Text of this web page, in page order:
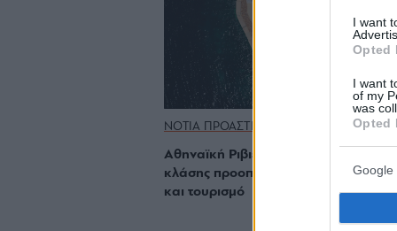
I want
Opted
I want
of my
was
Opted
Google
ΝΟΤΙΑ ΠΡΟΑΣΤΙΑ
Αθηναϊκή Ριβιέρα 2035: Μια
κλάσης προοπτική για κατοικία,
και τουρισμό